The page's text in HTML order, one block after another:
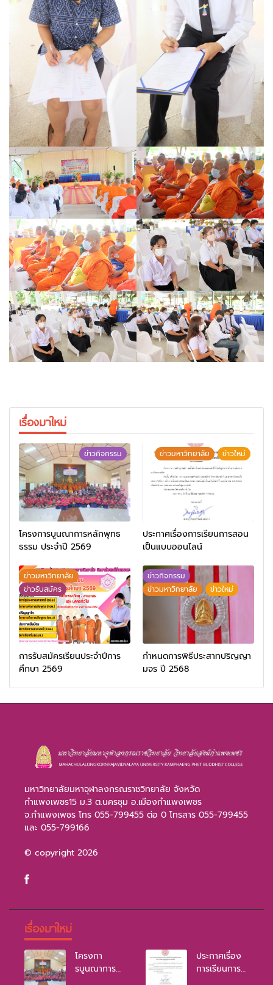
เรื่องมาใหม่
ข่าวกิจกรรม
โครงการบูนณาการหลักพุทธ
ธรรม ประจำปี 2569
ข่าวมหาวิทยาลัย ข่าวใหม่
ประกาศเรื่องการเรียนการสอน
เป็นแบบออนไลน์
ข่าวมหาวิทยาลัย
ข่าวรับสมัคร
การรับสมัครเรียนประจำปีการ
ศึกษา 2569
ข่าวกิจกรรม
ข่าวมหาวิทยาลัย
ข่าวใหม่
กำหนดการพิธีประสาทปริญญา
มจร ปี 2568
มหาวิทยาลัยมหาจุฬาลงกรณราชวิทยาลัย จังหวัด
กำแพงเพชร15 ม.3 ต.นครชุม อ.เมืองกำแพงเพชร
จ.กำแพงเพชร โทร 055-799455 ต่อ 0 โทรสาร 055-799455
และ 055-799166
© copyright 2026
เรื่องมาใหม่
โครงกา
รบูนณาการ
ประกาศเรื่อง
การเรียนการ